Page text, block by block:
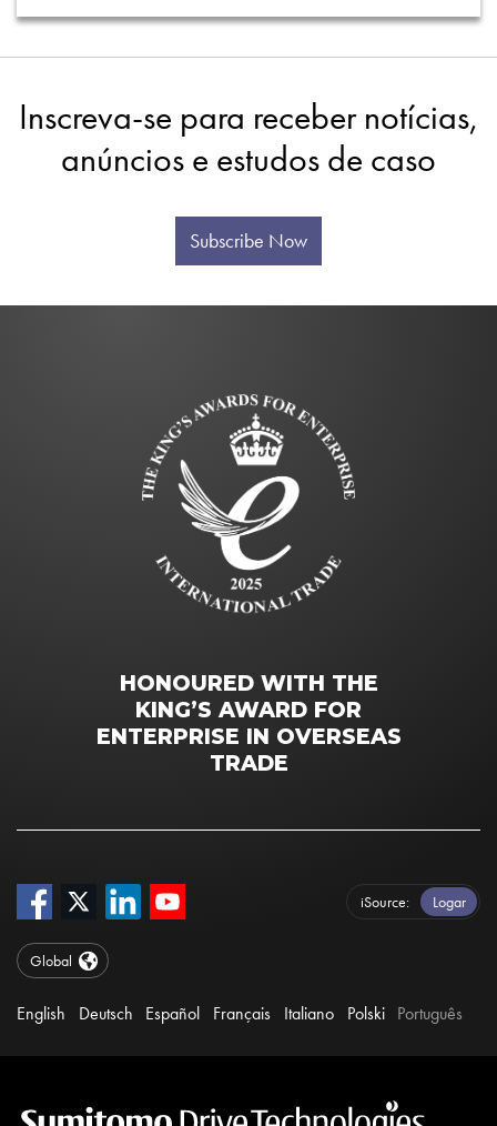
Inscreva-se para receber notícias,
anúncios e estudos de caso
Subscribe Now
HONOURED WITH THE
KING’S AWARD FOR
ENTERPRISE IN OVERSEAS
TRADE
iSource Logar
Global
English Deutsch Español Français Italiano Polski Português